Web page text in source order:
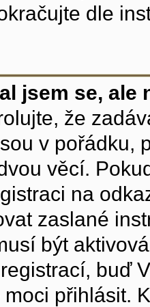
dle
jsem se, ale
že
v pořádku,
věcí.
na
zaslané
být
buď
přihlásit.